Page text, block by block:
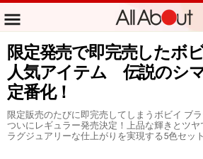
限定発売で即完売したボ
人気アイテム 伝説のシ
定番化！
限定販売のたびに即完売してしまうボビイ ブ
ついにレギュラー発売決定！上品な輝きとツ
ラグジュアリーな仕上がりを実現する5色セッ